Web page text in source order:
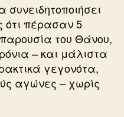
ότι πέρασαν 5
του Θάνου,
– και μάλιστα
γεγονότα,
αγώνες – χωρίς